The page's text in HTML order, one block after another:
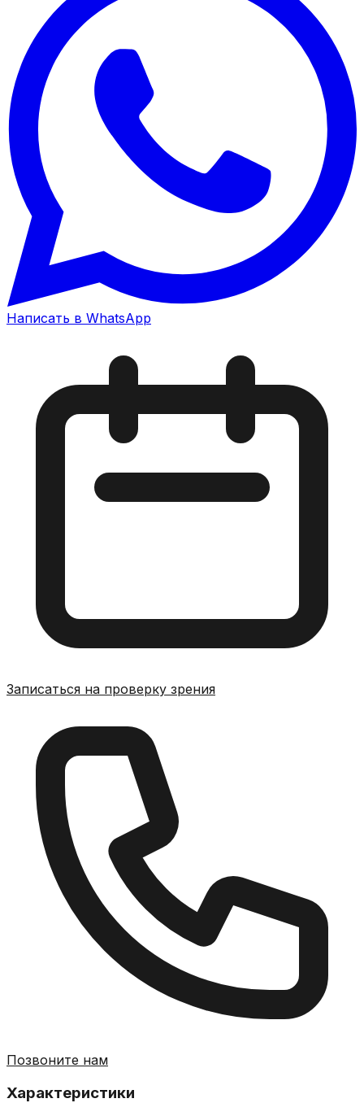
Написать в WhatsApp
Записаться на проверку зрения
Позвоните нам
Характеристики